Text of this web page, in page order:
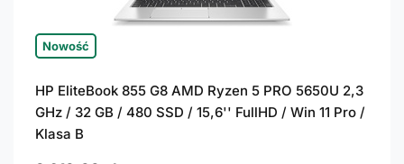
Nowość
HP EliteBook 855 G8 AMD Ryzen 5 PRO 5650U 2,3
GHz / 32 GB / 480 SSD / 15,6'' FullHD / Win 11 Pro /
Klasa B